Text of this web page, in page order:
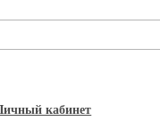
кабинет